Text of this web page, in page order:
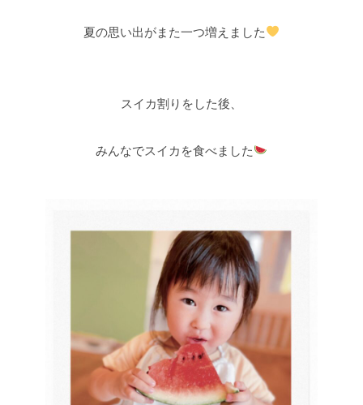
夏の思い出がまた一つ増えました
スイカ割りをした後、
みんなでスイカを食べました